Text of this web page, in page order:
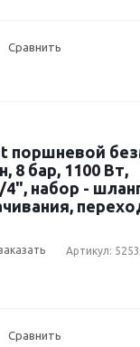
Сравнить
поршневой
8 бар, 1100 Вт,
набор -
Артикул:
Сравнить